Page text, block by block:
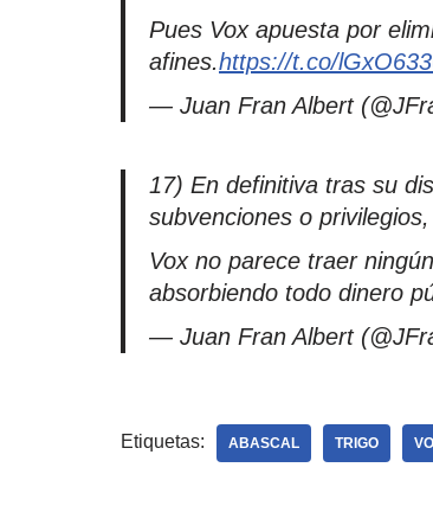
Pues Vox apuesta por
afines.https://t.co/
— Juan Fran Albert
17) En definitiva tras su
subvenciones o privilegios,
Vox no parece traer
absorbiendo todo dinero
— Juan Fran Albert
Etiquetas: ABASCAL TRIGO